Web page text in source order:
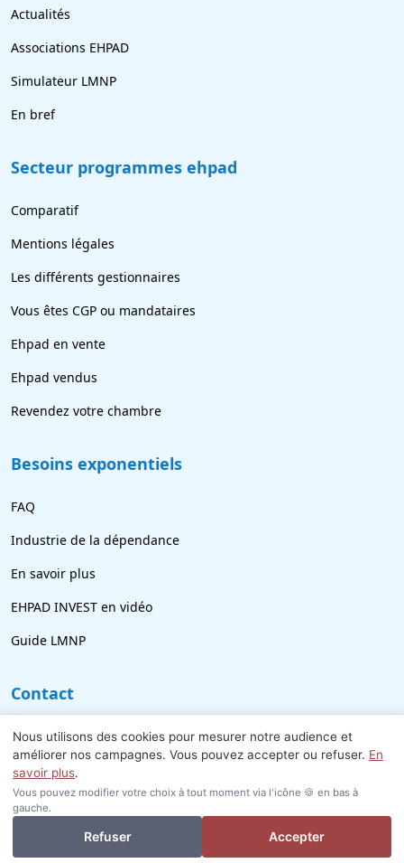
Actualités
Associations EHPAD
Simulateur LMNP
En bref
Secteur programmes ehpad
Comparatif
Mentions légales
Les différents gestionnaires
Vous êtes CGP ou mandataires
Ehpad en vente
Ehpad vendus
Revendez votre chambre
Besoins exponentiels
FAQ
Industrie de la dépendance
En savoir plus
EHPAD INVEST en vidéo
Guide LMNP
Contact
09 77 21 69 18
info@ehpad-invest.fr
Je veux investir ou revendre
Nous utilisons des cookies pour mesurer notre audience et
améliorer nos campagnes. Vous pouvez accepter ou refuser. En
savoir plus.
Vous pouvez modifier votre choix à tout moment via l'icône 🍪 en bas à
gauche.
Refuser Accepter